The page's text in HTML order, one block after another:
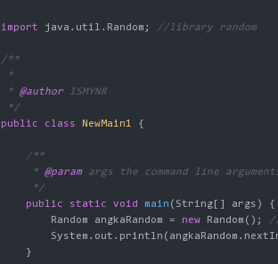
import java.util.Random; //library random
/**
*
* @author ISMYNR
*/
public
class NewMain1 {
/**
     *
@param args the command line
     */
public
static void main (String[] args)
{
        Random angkaRandom =
new Random();
    }